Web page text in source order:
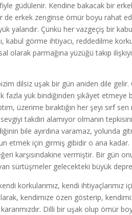
güdülenir. Kendine bakacak bir
de erkek zenginse ömür boyu rahat
yalandır. Çünkü her vazgeçiş bir
kabul görme ihtiyacı, reddedilme
olarak parmağına yüzüğü takıp ilişkiyi
dilsiz uşak bir gün aniden dile gelir.
fazla yük bindiğinden şikâyet etmeye
üzerime bıraktığın her şeyi sırf
takdiri alamıyor olmanın
bile ayırdına varamaz, yolunda
etmek için girmiş gibidir o ana kadar.
karşısındakine vermiştir. Bir gün
sürtüşmeler gelecekteki büyük
korkularımız, kendi ihtiyaçlarımız
kendimize özen gösterip,
Dilli bir uşak olup ömür